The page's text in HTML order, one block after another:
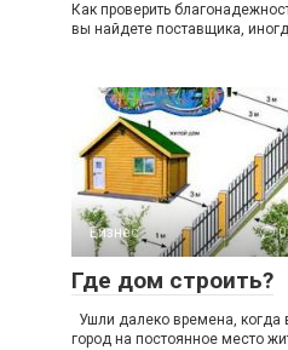
Как проверить
вы найдете поставщика,
Бизнес 0
Где дом строить?
Ушли далеко времена, когда
город на постоянное место